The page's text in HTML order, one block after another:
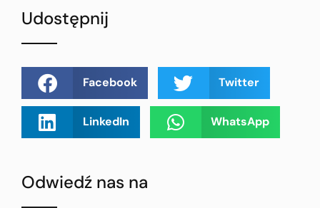
Udostępnij
Facebook Twitter
LinkedIn WhatsApp
Odwiedź nas na